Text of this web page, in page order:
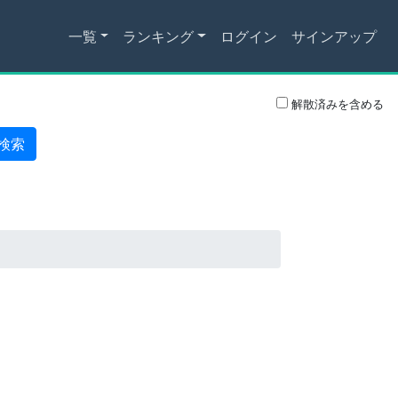
一覧 ランキング ログイン サインアップ
解散済みを含める
索